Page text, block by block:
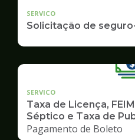
SERVICO
Solicitação de
SERVICO
Taxa de Licença,
Séptico e Taxa de
Pagamento de Boleto